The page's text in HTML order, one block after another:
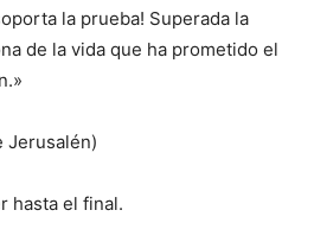
la prueba! Superada la
de la vida que ha prometido el
Jerusalén)
hasta el final.